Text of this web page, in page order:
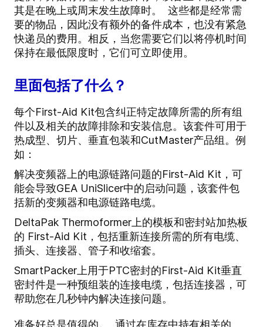
其是在晚上或周末发生故障时。 这些都是经常需
要的物品，因此没有额外的备件成本，也没有紧急
快递员的费用。相反，当您需要它们以将停机时间
保持在最低限度时，它们可立即使用。
里面包括了什么？
每个First-Aid Kit包含纠正特定故障所需的所有组
件以及相关的故障排除和安装信息。 该套件可用于
热成型、切片、垂直包装和CutMaster产品组。 例
如：
解决变频器上的电源链路问题的First-Aid Kit，可
能会导致GEA UniSlicer中的启动问题，该套件包
括新的变频器和电源链路电缆。
DeltaPak Thermoformer上的模板和密封站加热板
的 First-Aid Kit，包括重新连接所需的所有电缆、
插头、连接器、管子和收缩套。
SmartPacker上用于PTC密封的First-Aid Kit垂直
密封件是一种预组装的连接电缆，包括连接器，可
帮助您在几秒钟内解决连接问题。
准备好总是值得的。 通过在库存中持有相关的